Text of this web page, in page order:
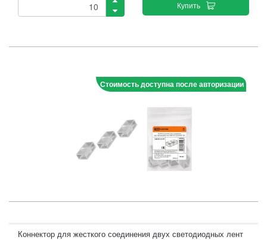
Купить
Стоимость доступна после авторизации
Коннектор для жесткого соединения двух светодиодных лент